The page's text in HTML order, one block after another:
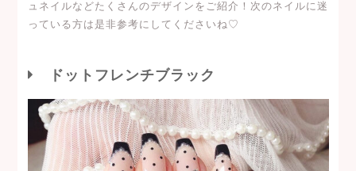
ュネイルなどたくさんのデザインをご紹介！次のネイルに迷
っている方は是非参考にしてくださいね♡
ドットフレンチブラック